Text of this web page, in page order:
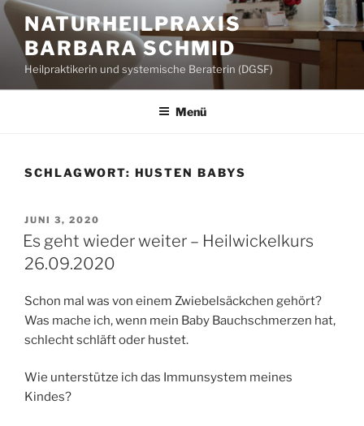
Zum
Inhalt
springen
NATURHEILPRAXIS
BARBARA SCHMID
Heilpraktikerin und systemische Beraterin (DGSF)
Menü
SCHLAGWORT: HUSTEN BABYS
VERÖFFENTLICHT
AM
JUNI 3, 2020
Es geht wieder weiter – Heilwickelkurs
26.09.2020
Schon mal was von einem Zwiebelsäckchen gehört?
Was mache ich, wenn mein Baby Bauchschmerzen hat,
schlecht schläft oder hustet.
Wie unterstütze ich das Immunsystem meines
Kindes?